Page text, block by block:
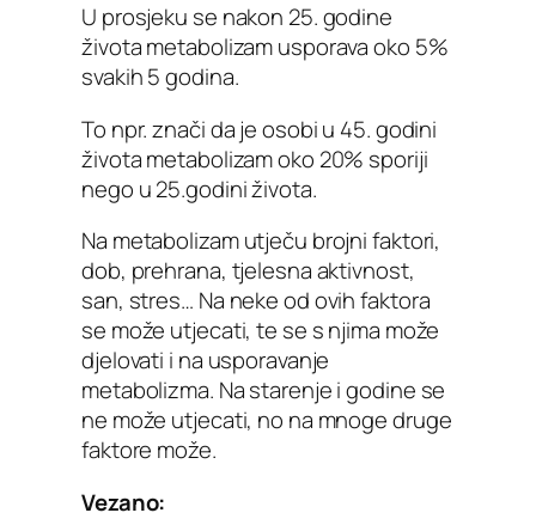
U prosjeku se nakon 25. godine
života metabolizam usporava oko 5%
svakih 5 godina.
To npr. znači da je osobi u 45. godini
života metabolizam oko 20% sporiji
nego u 25.godini života.
Na metabolizam utječu brojni faktori,
dob, prehrana, tjelesna aktivnost,
san, stres… Na neke od ovih faktora
se može utjecati, te se s njima može
djelovati i na usporavanje
metabolizma. Na starenje i godine se
ne može utjecati, no na mnoge druge
faktore može.
Vezano: